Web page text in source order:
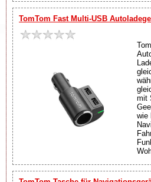
TomTom Fast Multi-USB
mit
wie